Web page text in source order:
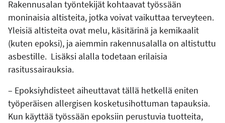
Rakennusalan työntekijät kohtaavat työssään
moninaisia altisteita, jotka voivat vaikuttaa terveyteen.
Yleisiä altisteita ovat melu, käsitärinä ja kemikaalit
(kuten epoksi), ja aiemmin rakennusalalla on altistuttu
asbestille. Lisäksi alalla todetaan erilaisia
rasitussairauksia.
­­– Epoksiyhdisteet aiheuttavat tällä hetkellä eniten
työperäisen allergisen kosketusihottuman tapauksia.
Kun käyttää työssään epoksiin perustuvia tuotteita,